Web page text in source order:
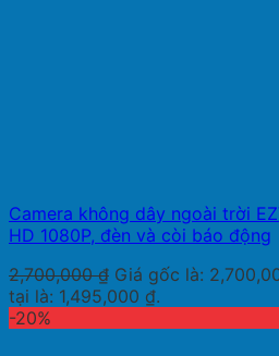
Camera không dây ngoài trời
HD 1080P, đèn và còi báo động
2,700,000₫ Giá gốc là:
tại là: 1,495,000 ₫.
-20%